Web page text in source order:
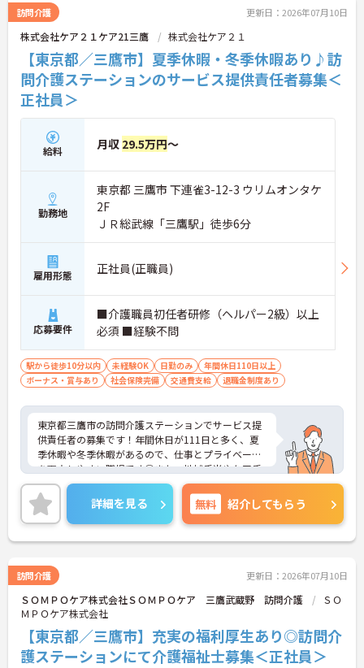
ご興味を持たれた方は面接対策ポイントや求人の詳
細などお話しいたしますのでお気軽にお問い合わせ
下さい。
訪問介護 更新日：2026年07月10日
株式会社ケア２１ケア21三鷹 株式会社ケア２１
【東京都／三鷹市】夏季休暇・冬季休暇あり♪訪
問介護ステーションのサービス提供責任者募集＜
正社員＞
給料 月収 29.5万円～
勤務地
東京都 三鷹市 下連雀3-12-3 ウリムオンタケ
2F
ＪＲ総武線「三鷹駅」徒歩6分
雇用形態 正社員(正職員)
応募要件
■介護職員初任者研修（ヘルパー2級）以上
必須 ■経験不問
駅から徒歩10分以内 未経験OK 日勤のみ
年間休日110日以上
ボーナス・賞与あり
社会保険完備 交通費支給 退職金制度あり
東京都三鷹市の訪問介護ステーションでサービス提
供責任者の募集です！年間休日が111日と多く、夏
季休暇や冬季休暇があるので、仕事とプライベート
を両立しやすい職場です◎また、地域手当やケア手
当などの各種手当に加え、昇給・賞与ありで待遇面
もばっちり！退職金制度や組合制度などの福利厚生
も充実しているので、安心して長く働きやすい環境
が整っています♪ご興味のある方は面接ポイントを
お伝えしますので、お気軽にご連絡ください！
詳細を見る 無料 紹介してもらう
訪問介護 更新日：2026年07月10日
ＳＯＭＰＯケア株式会社ＳＯＭＰＯケア 三鷹武蔵野 訪問介護
ＳＯ
ＭＰＯケア株式会社
【東京都／三鷹市】充実の福利厚生あり◎訪問介
護ステーションにて介護福祉士募集＜正社員＞